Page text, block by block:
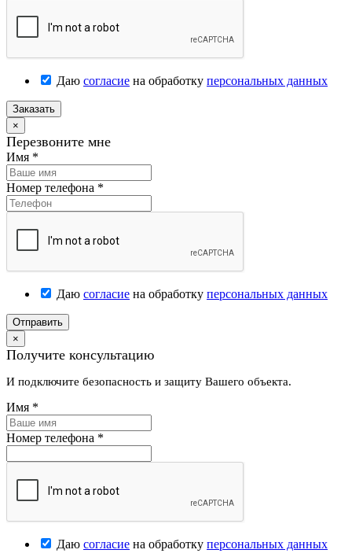
Даю согласие на обработку персональных данных
Заказать
×
Перезвоните мне
Имя *
Номер телефона *
Даю согласие на обработку персональных данных
Отправить
×
Получите консультацию
И подключите безопасность и защиту Вашего объекта.
Имя *
Номер телефона *
Даю согласие на обработку персональных данных